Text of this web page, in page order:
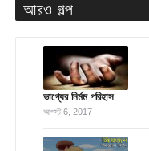
আরও গল্প
ভাগ্যের নির্মম পরিহাস
আগস্ট 6, 2017